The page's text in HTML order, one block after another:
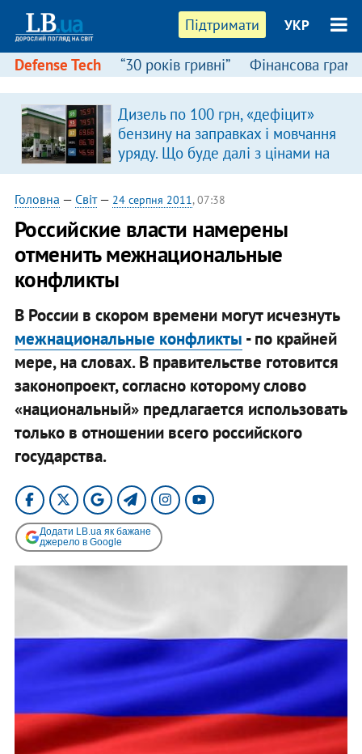
Підтримати УКР
Defense Tech “30 років гривні” Фінансова
Дизель по 100 грн, «дефіцит»
бензину на заправках і мовчання
уряду. Що буде далі з цінами на
пальне?
Головна — Світ— 24 серпня 2011, 07:38
Российские власти намерены
отменить межнациональные
конфликты
В России в скором времени могут исчезнуть
межнациональные конфликты - по крайней
мере, на словах. В правительстве готовится
законопроект, согласно которому слово
«национальный» предлагается использовать
только в отношении всего российского
государства.
Додати LB.ua як бажане
джерело в Google